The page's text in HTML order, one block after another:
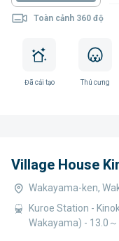
Toàn cảnh 360 độ
Đã cải tạo Thú cưng
Village House
Wakayama-ken,
Kuroe Station -
Wakayama) - 13.0